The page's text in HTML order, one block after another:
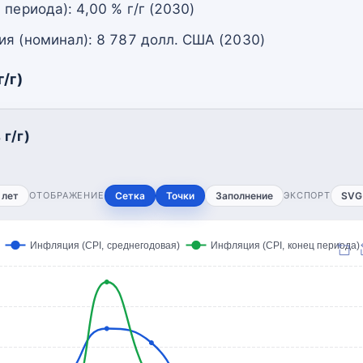
4,00 % г/г (2030)
(номинал): 8 787 долл. США (2030)
г)
г/г)
ОТОБРАЖЕНИЕ Сетка Точки Заполнение ЭКСПОРТ SVG
Инфляция (CPI, среднегодовая) Инфляция (CPI, конец периода)